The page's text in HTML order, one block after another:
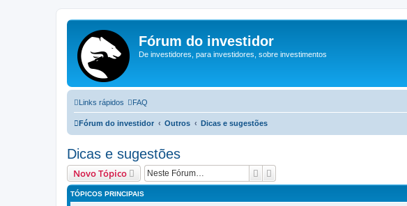
Fórum do investidor
De investidores, para investidores, sobre investimentos
Links rápidos FAQ
Fórum do investidor Outros Dicas e sugestões
Dicas e sugestões
Novo Tópico Pesquisar
TÓPICOS PRINCIPAIS